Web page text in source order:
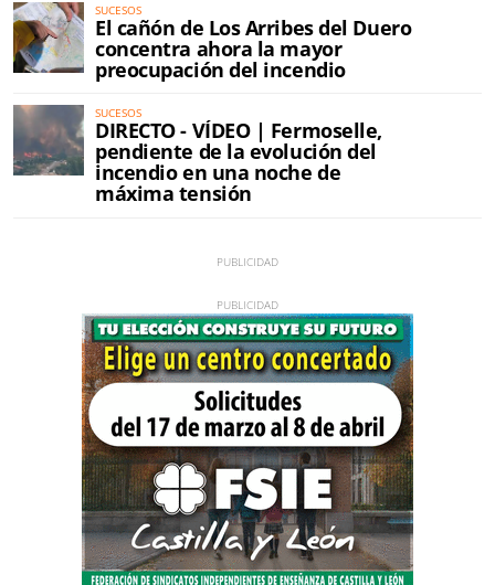
SUCESOS
El cañón de Los Arribes del Duero
concentra ahora la mayor
preocupación del incendio
SUCESOS
DIRECTO - VÍDEO | Fermoselle,
pendiente de la evolución del
incendio en una noche de
máxima tensión